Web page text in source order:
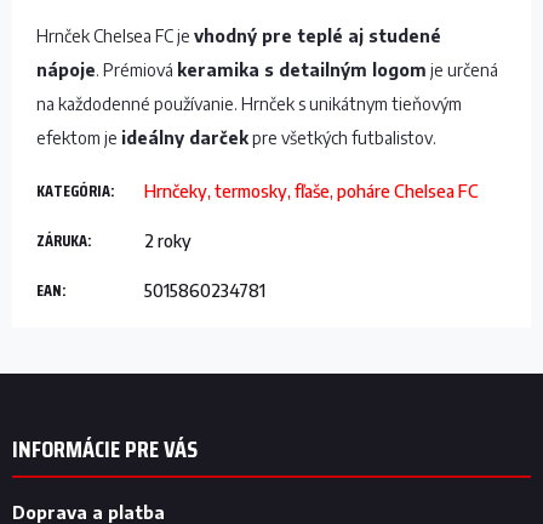
Hrnček Chelsea FC je vhodný pre teplé aj studené
nápoje. Prémiová keramika s detailným logom je určená
na každodenné používanie. Hrnček s unikátnym tieňovým
efektom je ideálny darčekpre všetkých futbalistov.
KATEGÓRIA: Hrnčeky, termosky, fľaše, poháre Chelsea FC
ZÁRUKA: 2 roky
EAN: 5015860234781
Z
INFORMÁCIE PRE VÁS
Doprava a platba